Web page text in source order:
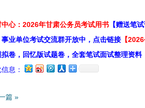
心：2026年甘肃公务员考试用书 【赠送笔
业单位考试交流群开放中，点击链接 【
卷，回忆版试题卷，全套笔试面试整理资料
息：
篇 »